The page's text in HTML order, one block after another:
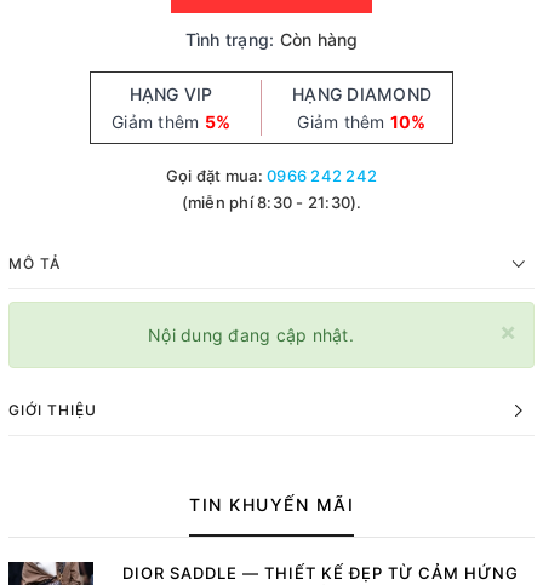
Tình trạng: Còn hàng
HẠNG VIP
Giảm thêm 5%
HẠNG DIAMOND
Giảm thêm 10%
Gọi đặt mua:0966 242 242
(miễn phí 8:30 - 21:30).
MÔ TẢ
×
Nội dung đang cập nhật.
GIỚI THIỆU
TIN KHUYẾN MÃI
DIOR SADDLE — THIẾT KẾ ĐẸP TỪ CẢM HỨNG